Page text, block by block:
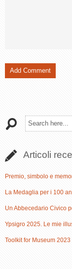
Articoli
Premio, simbolo e
La Medaglia per i 100
Un Abbecedario Civico
Ypsigro 2025. Le mie
Toolkit for Museum 2023